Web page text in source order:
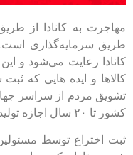
مهاجرت به کانادا از
طریق سرمایه‌گذاری
کانادا رعایت می‌شود و
کالاها و ایده هایی که
تشویق مردم از سراسر جهان
کشور تا ۲۰ سال اجازه تولید یا کپی از آن را به سایر افراد نمی دهد.
ثبت اختراع توسط